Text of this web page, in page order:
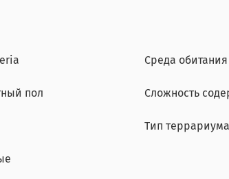
Среда обитания
пол Сложность
Тип террариума